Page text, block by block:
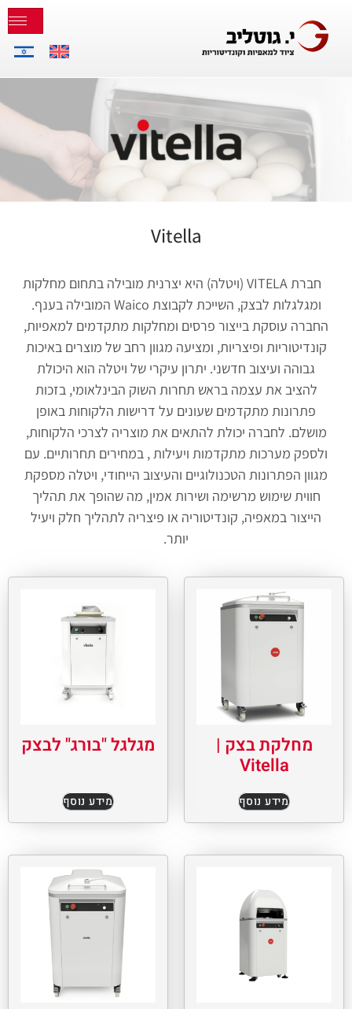
Vitella
חברת VITELA (ויטלה) היא יצרנית מובילה בתחום מחלקות
ומגלגלות לבצק, השייכת לקבוצת Waico המובילה בענף.
החברה עוסקת בייצור פרסים ומחלקות מתקדמים למאפיות,
קונדיטוריות ופיצריות, ומציעה מגוון רחב של מוצרים באיכות
גבוהה ועיצוב חדשני. יתרון עיקרי של ויטלה הוא היכולת
להציב את עצמה בראש תחרות השוק הבינלאומי, בזכות
פתרונות מתקדמים שעונים על דרישות הלקוחות באופן
מושלם. לחברה יכולת להתאים את מוצריה לצרכי הלקוחות,
ולספק מערכות מתקדמות ויעילות , במחירים תחרותיים. עם
מגוון הפתרונות הטכנולוגיים והעיצוב הייחודי, ויטלה מספקת
חווית שימוש מרשימה ושירות אמין, מה שהופך את תהליך
הייצור במאפיה, קונדיטוריה או פיצריה לתהליך חלק ויעיל
יותר.
מחלקת בצק |
Vitella
מידע נוסף
מגלגל "בורג" לבצק
מידע נוסף